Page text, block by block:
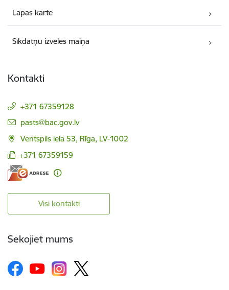
Lapas karte
Sīkdatņu izvēles maiņa
Kontakti
+371 67359128
E-pasts:
pasts@bac.gov.lv
Ventspils iela 53, Rīga, LV-1002
+371 67359159
Visi kontakti
Sekojiet mums